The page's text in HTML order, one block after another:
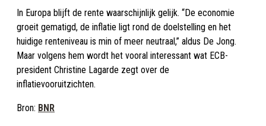
In Europa blijft de rente waarschijnlijk gelijk. “De economie
groeit gematigd, de inflatie ligt rond de doelstelling en het
huidige renteniveau is min of meer neutraal,” aldus De Jong.
Maar volgens hem wordt het vooral interessant wat ECB-
president Christine Lagarde zegt over de
inflatievooruitzichten.
Bron: BNR